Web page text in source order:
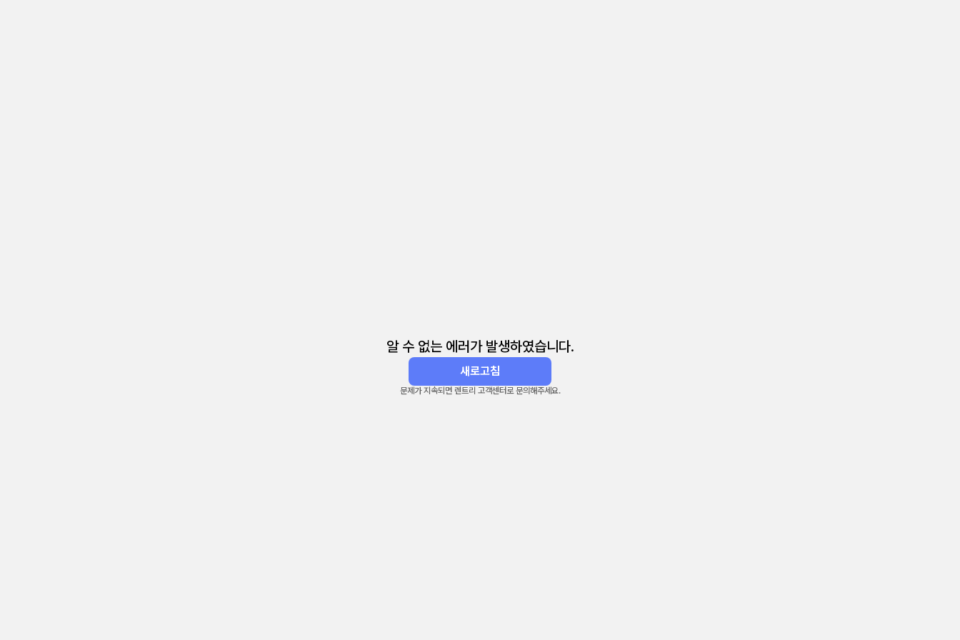
알 수 없는 에러가 발생하였습니다.
새로고침
문제가 지속되면 렌트리 고객센터로 문의해주세요.